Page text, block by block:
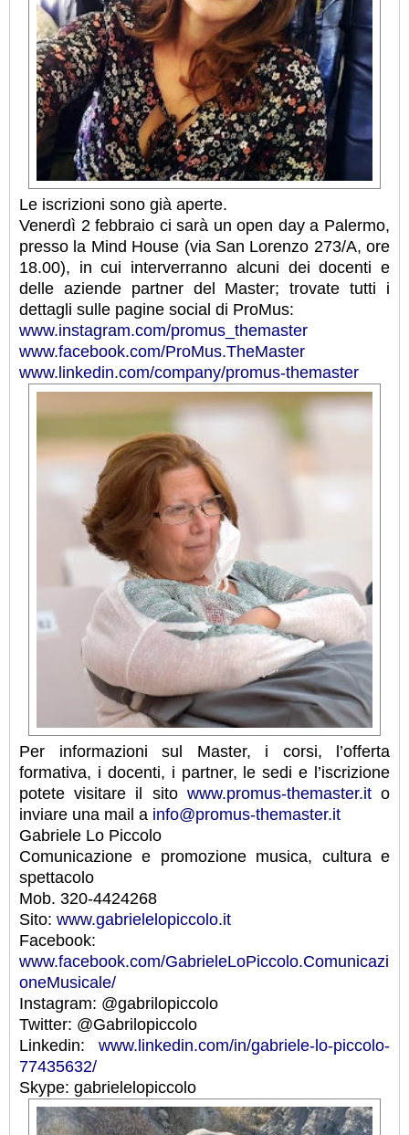
Le iscrizioni sono già aperte.
Venerdì 2 febbraio ci sarà un open day a Palermo,
presso la Mind House (via San Lorenzo 273/A, ore
18.00), in cui interverranno alcuni dei docenti e
delle aziende partner del Master; trovate tutti i
dettagli sulle pagine social di ProMus:
www.instagram.com/promus_themaster
www.facebook.com/ProMus.TheMaster
www.linkedin.com/company/promus-themaster
Per informazioni sul Master, i corsi, l’offerta
formativa, i docenti, i partner, le sedi e l’iscrizione
potete visitare il sito www.promus-themaster.ito
inviare una mail a info@promus-themaster.it
Gabriele Lo Piccolo
Comunicazione e promozione musica, cultura e
spettacolo
Mob. 320-4424268
Sito: www.gabrielelopiccolo.it
Facebook:
www.facebook.com/GabrieleLoPiccolo.Comunicazi
oneMusicale/
Instagram: @gabrilopiccolo
Twitter: @Gabrilopiccolo
Linkedin: www.linkedin.com/in/gabriele-lo-piccolo-
77435632/
Skype: gabrielelopiccolo